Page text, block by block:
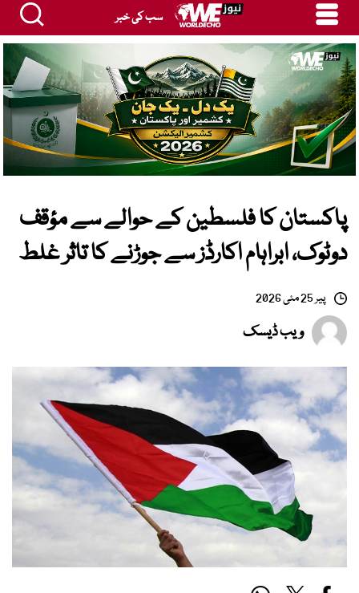
سب کی خبر
پاکستان کا فلسطین کے حوالے سے مؤقف
دوٹوک، ابراہام اکارڈز سے جوڑنے کا تاثر غلط
پیر 25 مئی 2026
ویب ڈیسک